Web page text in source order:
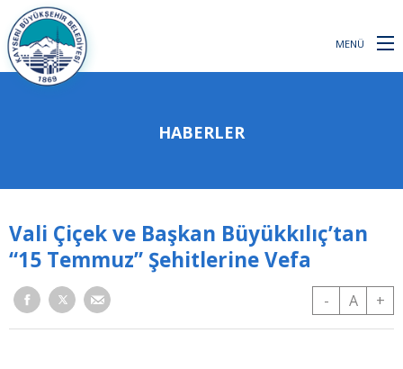
MENÜ
HABERLER
Vali Çiçek ve Başkan Büyükkılıç’tan
“15 Temmuz” Şehitlerine Vefa
- A +